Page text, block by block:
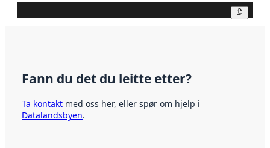
Fann du det du leitte etter?
Ta kontakt med oss her, eller spør om hjelp i
Datalandsbyen.